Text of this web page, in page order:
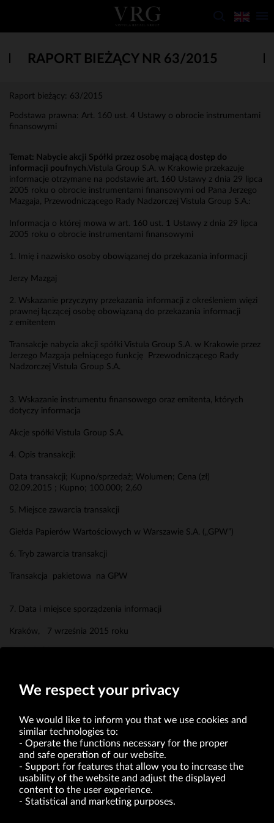
RAPORT BIEŻĄCY NR 63/2015
Raport bieżący: 63/2015
Podstawa prawna: Art. 160 ust. 4 Ustawy o obrocie instrumentami
finansowymi
Temat: Nabycie akcji Spółki przez osobę mającą dostęp do
informacji poufnych.Vistula Group S.A. w Krakowie przekazuje
informacje otrzymane na podstawie art. 160 Ustawy z dnia 29 lipca
2005 roku o obrocie instrumentami finansowymi od Pana Jerzego
Mazgaja, Przewodniczącego Rady Nadzorczej Vistula Group S.A.:
Informacja o której mowa w art. 160 ust. 1 Ustawy z dnia 29 lipca
2005 roku o obrocie instrumentami finansowymi
1. Imię i nazwisko osoby obowiązanej do przekazania informacji
Jerzy Mazgaj
2. Wskazanie przyczyny przekazania informacji z określeniem więzi
prawnej łączącej osobę obowiązaną do przekazania informacji
z emitentem
Transakcje nabycia akcji spółki Vistula Group S.A. w Krakowie przez
Jerzego Mazgaja pełniącego funkcję Przewodniczącego Rady
Nadzorczej Vistula Group S.A.
3. Wskazanie instrumentu finansowego oraz emitenta, których
dotyczy informacja
Akcje spółki Vistula Group S.A.
4. Opis transakcji:
Data transakcji; Kupno/sprzedaż; Wolumen; Cena (zł)
02.09.2015 ; Kupno; 100.000; 2,60
5. Miejsce zawarcia transakcji
Giełda Papierów Wartościowych w Warszawie S.A. („GPW”)
6. Tryb zawarcia transakcji
Transakcja pakietowa na GPW
7. Data i miejsce sporządzenia informacji
Kraków, 7 września 2015 roku
VRG S.A. | 10 Pilotów Street | 31-462 Kraków
Tax Identification Number: 675-000-03-61
District Court for Kraków-Śródmieście in Kraków
XI Economic Department of the National Court Register number 0000047082
We respect your privacy
We would like to inform you that we use cookies and
similar technologies to:
Operate the functions necessary for the proper
and safe operation of our website.
Support for features that allow you to increase the
usability of the website and adjust the displayed
content to the user experience.
Statistical and marketing purposes.